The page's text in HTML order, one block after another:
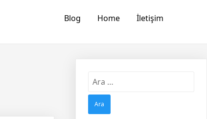
Blog Home İletişim
Arama: